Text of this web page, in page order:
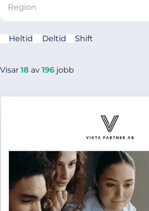
Region
Heltid Deltid Shift
Visar 18 av 196 jobb